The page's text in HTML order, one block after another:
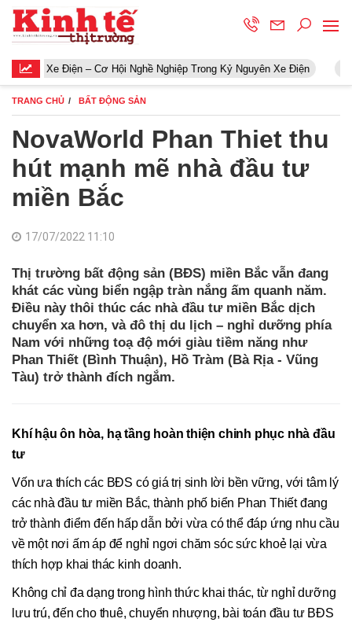
– Cơ Hội Nghề Nghiệp Trong Kỷ Nguyên Xe Điện Khởi động
TRANG CHỦ BẤT ĐỘNG SẢN
NovaWorld Phan Thiet thu
hút mạnh mẽ nhà đầu tư
miền Bắc
17/07/2022 11:10
Thị trường bất động sản (BĐS) miền Bắc vẫn đang
khát các vùng biển ngập tràn nắng ấm quanh năm.
Điều này thôi thúc các nhà đầu tư miền Bắc dịch
chuyển xa hơn, và đô thị du lịch – nghỉ dưỡng phía
Nam với những toạ độ mới giàu tiềm năng như
Phan Thiết (Bình Thuận), Hồ Tràm (Bà Rịa - Vũng
Tàu) trở thành đích ngắm.
Khí hậu ôn hòa, hạ tầng hoàn thiện chinh phục nhà đầu
tư
Vốn ưa thích các BĐS có giá trị sinh lời bền vững, với tâm lý
các nhà đầu tư miền Bắc, thành phố biển Phan Thiết đang
trở thành điểm đến hấp dẫn bởi vừa có thể đáp ứng nhu cầu
về một nơi ấm áp để nghỉ ngơi chăm sóc sức khoẻ lại vừa
thích hợp khai thác kinh doanh.
Không chỉ đa dạng trong hình thức khai thác, từ nghỉ dưỡng
lưu trú, đến cho thuê, chuyển nhượng, bài toán đầu tư BĐS